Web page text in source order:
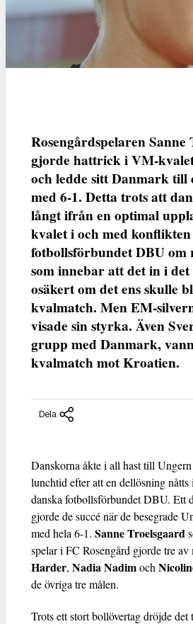
Rosengårdspelaren Sanne
gjorde hattrick i VM-
och ledde sitt Danmark till
med 6-1. Detta trots att
långt ifrån en optimal
kvalet i och med
fotbollsförbundet DBU
som innebar att det in i det
osäkert om det ens skulle
kvalmatch. Men EM-
visade sin styrka. Även
grupp med Danmark,
kvalmatch mot Kroatien.
Dela
Danskorna åkte i all hast till
lunchtid efter att en dellösning
danska fotbollsförbundet DBU. Ett
gjorde de succé när de besegrade
med hela 6-1. Sanne Troelsgaard
spelar i FC Rosengård gjorde tre av
Harder, Nadia Nadimoch
de övriga tre målen.
Trots ett stort bollövertag dröjde